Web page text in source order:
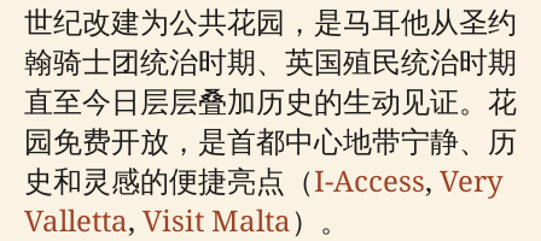
世纪改建为公共花园，是马耳他从圣约
翰骑士团统治时期、英国殖民统治时期
直至今日层层叠加历史的生动见证。花
园免费开放，是首都中心地带宁静、历
史和灵感的便捷亮点（I-Access, Very
Valletta, Visit Malta）。